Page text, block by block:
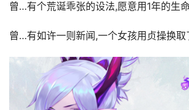
曾…有个荒诞乖张的设法,愿意用1年的生
曾…有如许一则新闻,一个女孩用贞操换取